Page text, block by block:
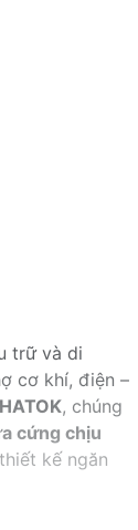
trữ và di
cơ khí, điện –
HATOK, chúng
cứng chịu
kế ngăn